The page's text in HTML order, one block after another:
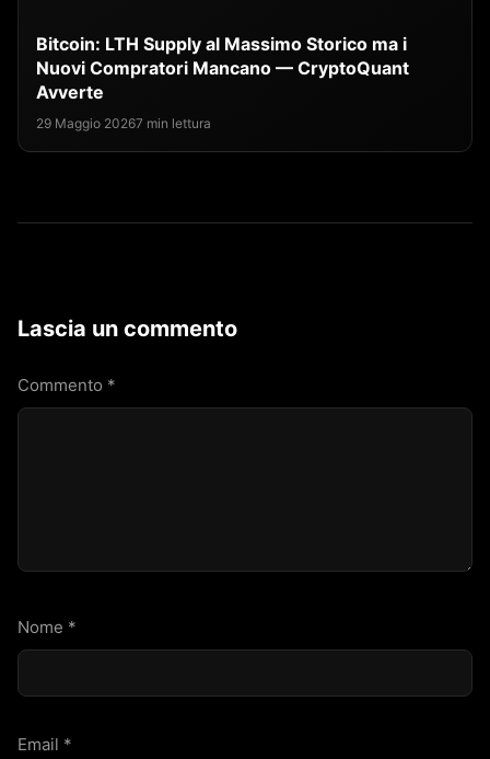
Bitcoin: LTH Supply al Massimo Storico ma i
Nuovi Compratori Mancano — CryptoQuant
Avverte
29 Maggio 20267 min lettura
Lascia un commento
Commento *
Nome *
Email *